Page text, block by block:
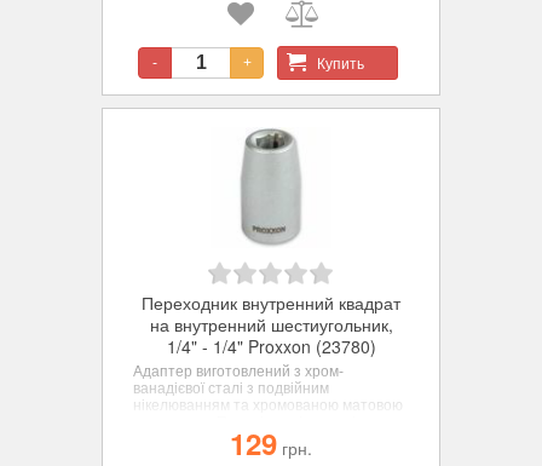
- + Купить
Переходник внутренний квадрат
на внутренний шестиугольник,
1/4" - 1/4" Proxxon (23780)
Адаптер виготовлений з хром-
ванадієвої сталі з подвійним
нікелюванням та хромованою матовою
квадрата 1/4" на зовнішній
шестигранник на 1/4".
129 грн.